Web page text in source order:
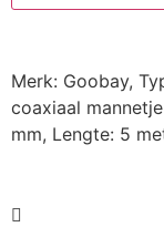
Merk: Goobay,
coaxiaal
mm, Lengte: 5